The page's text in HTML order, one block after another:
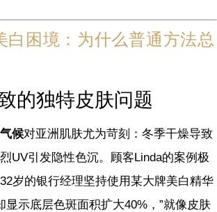
白困境：为什么普通方法总
的独特皮肤问题
候对亚洲肌肤尤为苛刻：冬季干燥导致
UV引发隐性色沉。顾客Linda的案例极
岁的银行经理坚持使用某大牌美白精华
显示底层色斑面积扩大40%，”就像皮肤